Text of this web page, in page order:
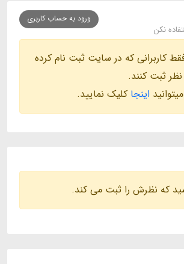
نکن
ورود به حساب کاربری
کاربرانی که در سایت ثبت نام کرده
نظر ثبت کنند.
اینجا کلیک نمایید.
که نظرش را ثبت می کند.